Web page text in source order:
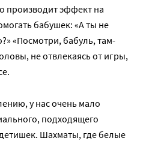
производит эффект на
бабушек: «А ты не
«Посмотри, бабуль, там-
не отвлекаясь от игры,
у нас очень мало
подходящего
Шахматы, где белые